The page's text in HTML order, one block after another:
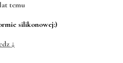
temu
silikonowej:)
↓